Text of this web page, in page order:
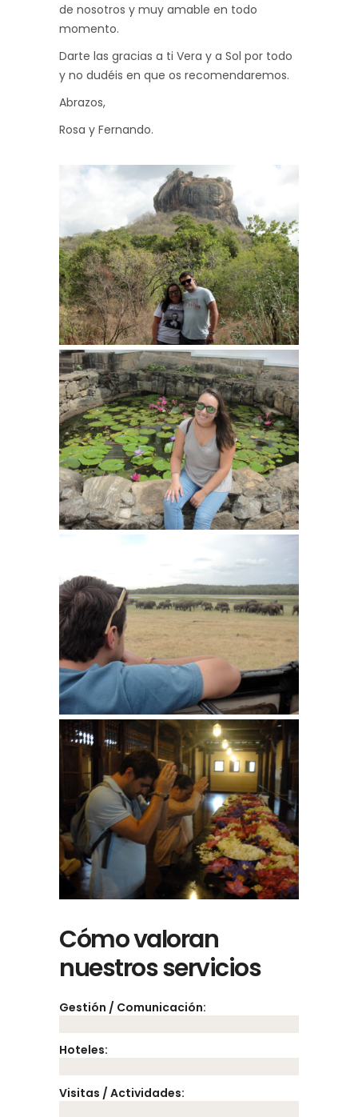
de nosotros y muy amable en todo
momento.
Darte las gracias a ti Vera y a Sol por todo
y no dudéis en que os recomendaremos.
Abrazos,
Rosa y Fernando.
Cómo valoran
nuestros servicios
Gestión / Comunicación:
Hoteles:
Visitas / Actividades: